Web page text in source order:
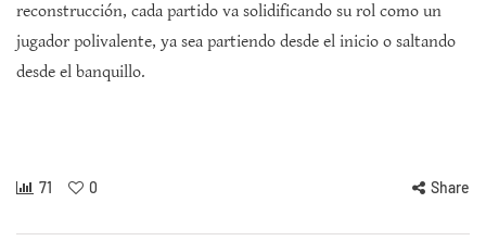
reconstrucción, cada partido va solidificando su rol como un
jugador polivalente, ya sea partiendo desde el inicio o saltando
desde el banquillo.
71 0 Share